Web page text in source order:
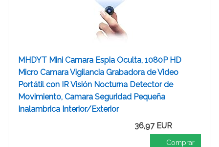
MHDYT Mini Camara Espia Oculta, 1080P HD
Micro Camara Vigilancia Grabadora de Video
Portátil con IR Visión Nocturna Detector de
Movimiento, Camara Seguridad Pequeña
Inalambrica Interior/Exterior
36,97 EUR
Comprar